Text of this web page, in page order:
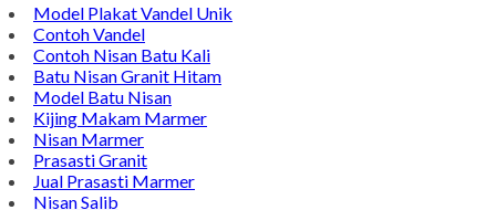
Model Plakat Vandel Unik
Contoh Vandel
Contoh Nisan Batu Kali
Batu Nisan Granit Hitam
Model Batu Nisan
Kijing Makam Marmer
Nisan Marmer
Prasasti Granit
Jual Prasasti Marmer
Nisan Salib